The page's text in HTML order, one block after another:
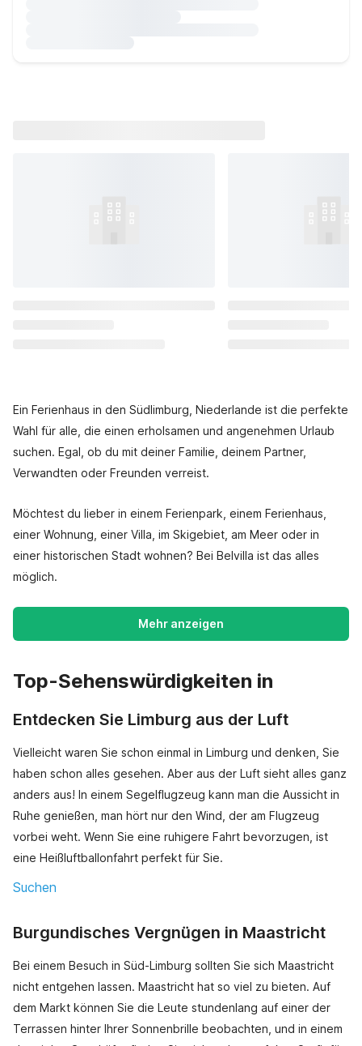
Ein Ferienhaus in den Südlimburg, Niederlande ist die perfekte
Wahl für alle, die einen erholsamen und angenehmen Urlaub
suchen. Egal, ob du mit deiner Familie, deinem Partner,
Verwandten oder Freunden verreist.
Möchtest du lieber in einem Ferienpark, einem Ferienhaus,
einer Wohnung, einer Villa, im Skigebiet, am Meer oder in
einer historischen Stadt wohnen? Bei Belvilla ist das alles
möglich.
Mehr anzeigen
Top-Sehenswürdigkeiten in
Entdecken Sie Limburg aus der Luft
Vielleicht waren Sie schon einmal in Limburg und denken, Sie
haben schon alles gesehen. Aber aus der Luft sieht alles ganz
anders aus! In einem Segelflugzeug kann man die Aussicht in
Ruhe genießen, man hört nur den Wind, der am Flugzeug
vorbei weht. Wenn Sie eine ruhigere Fahrt bevorzugen, ist
eine Heißluftballonfahrt perfekt für Sie.
Suchen
Burgundisches Vergnügen in Maastricht
Bei einem Besuch in Süd-Limburg sollten Sie sich Maastricht
nicht entgehen lassen. Maastricht hat so viel zu bieten. Auf
dem Markt können Sie die Leute stundenlang auf einer der
Terrassen hinter Ihrer Sonnenbrille beobachten, und in einem